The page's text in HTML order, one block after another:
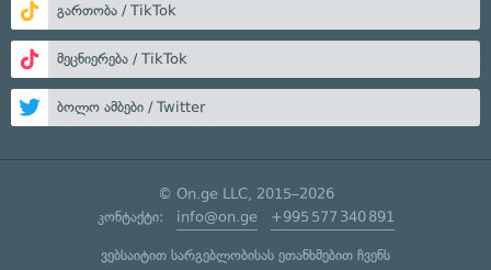
გართობა / TikTok
მეცნიერება / TikTok
ბოლო ამბები / Twitter
© On.ge LLC, 2015–2026
კონტაქტი: info@on.ge +995 577 340 891
ვებსაიტით სარგებლობისას ეთანხმებით ჩვენს